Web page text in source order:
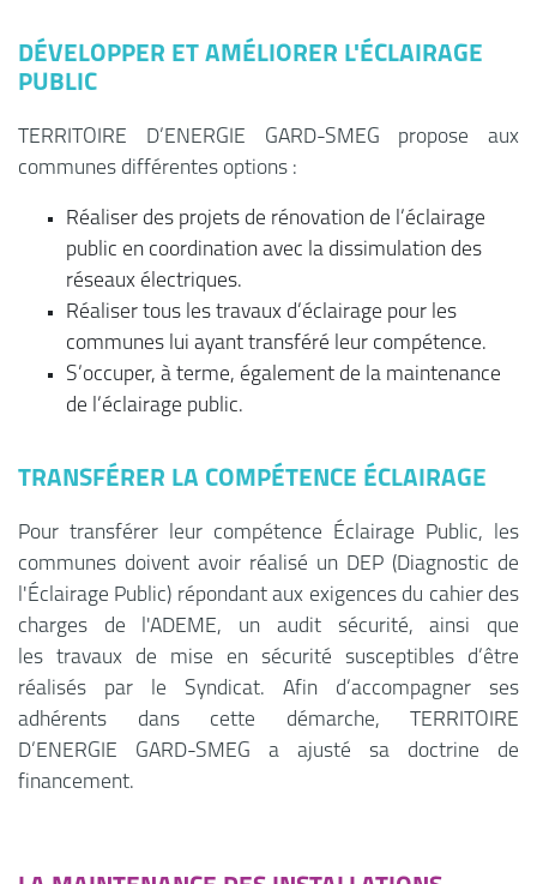
DÉVELOPPER ET AMÉLIORER L'ÉCLAIRAGE
PUBLIC
TERRITOIRE D’ENERGIE GARD-SMEG propose aux
communes différentes options :
Réaliser des projets de rénovation de l’éclairage
public en coordination avec la dissimulation des
réseaux électriques.
Réaliser tous les travaux d’éclairage pour les
communes lui ayant transféré leur compétence.
S’occuper, à terme, également de la maintenance
de l’éclairage public.
TRANSFÉRER LA COMPÉTENCE ÉCLAIRAGE
Pour transférer leur compétence Éclairage Public, les
communes doivent avoir réalisé un DEP (Diagnostic de
l'Éclairage Public) répondant aux exigences du cahier des
charges de l'ADEME, un audit sécurité, ainsi que
les travaux de mise en sécurité susceptibles d’être
réalisés par le Syndicat. Afin d’accompagner ses
adhérents dans cette démarche, TERRITOIRE
D’ENERGIE GARD-SMEG a ajusté sa doctrine de
financement.